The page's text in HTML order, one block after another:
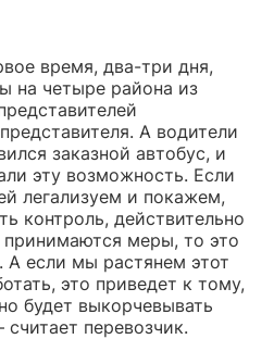
время, два-три дня,
на четыре района из
А водители
заказной автобус, и
эту возможность. Если
легализуем и покажем,
контроль, действительно
меры, то это
А если мы растянем этот
это приведет к тому,
будет выкорчевывать
перевозчик.